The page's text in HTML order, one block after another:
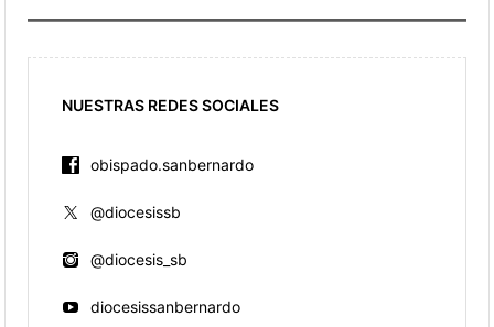
NUESTRAS REDES SOCIALES
obispado.sanbernardo
@diocesissb
@diocesis_sb
diocesissanbernardo